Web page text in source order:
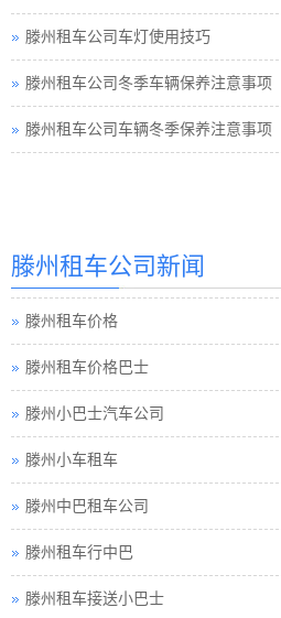
滕州租车公司车灯使用技巧
滕州租车公司冬季车辆保养注意事项
滕州租车公司车辆冬季保养注意事项
滕州租车公司新闻
滕州汽车租赁公司
滕州租车价格
滕州租车价格巴士
滕州小巴士汽车公司
滕州小车租车
滕州中巴租车公司
滕州租车行中巴
滕州租车接送小巴士